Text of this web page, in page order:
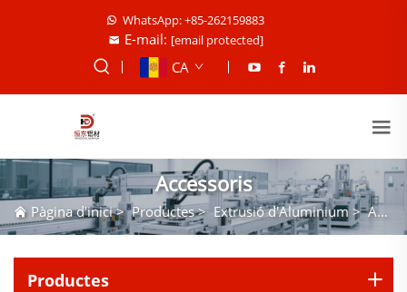
WhatsApp: +85-262159883
E-mail: [email protected]
CA
Accessoris
Pàgina d’inici>Productes> Extrusió d'Aluminium >Accessoris
Productes